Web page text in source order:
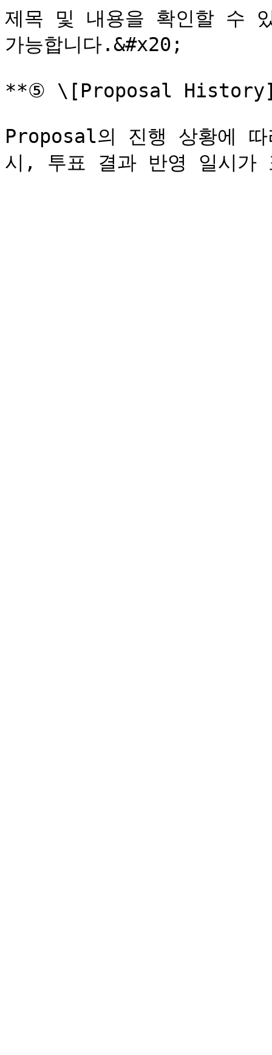
제목 및 내용을 확인할 수
가능합니다.&#x20;
**⑤ \[Proposal
Proposal의 진행 상황에